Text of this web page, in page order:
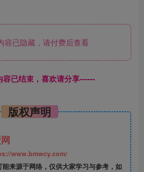
已隐藏，请付费后查看
容已结束，喜欢请分享------
版权声明
www.bmwcy.com/
来源于网络，仅供大家学习与参考，如